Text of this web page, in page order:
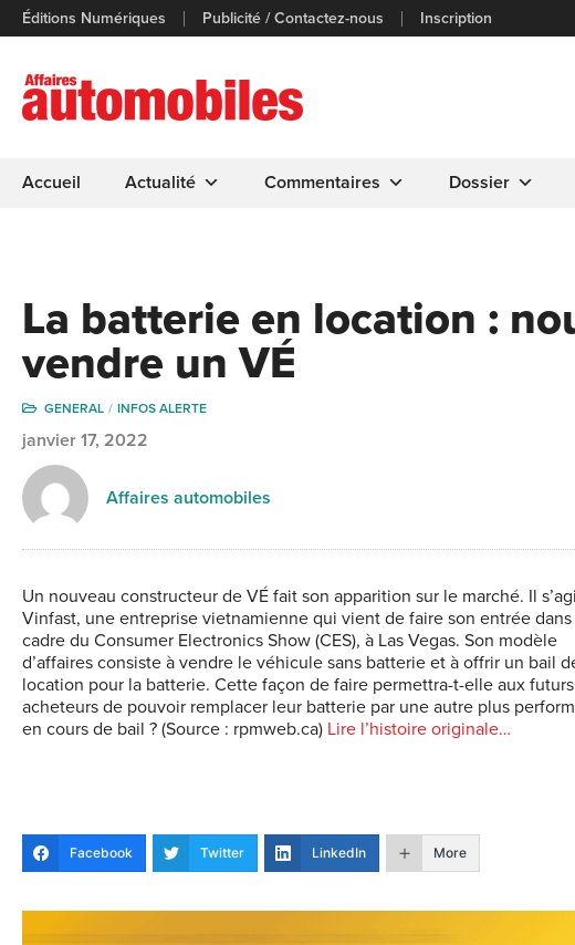
Éditions Numériques Publicité / Contactez-nous Inscription
Accueil Actualité Commentaires Dossier
La batterie en location :
vendre un VÉ
GENERAL INFOS ALERTE
janvier 17, 2022
Affaires automobiles
Un nouveau constructeur de VÉ fait son apparition sur le marché. Il
Vinfast, une entreprise vietnamienne qui vient de faire son entrée
cadre du Consumer Electronics Show (CES), à Las Vegas. Son modèle
d’affaires consiste à vendre le véhicule sans batterie et à offrir un bail
location pour la batterie. Cette façon de faire permettra-t-elle aux futurs
acheteurs de pouvoir remplacer leur batterie par une autre plus
en cours de bail ? (Source : rpmweb.ca) Lire l’histoire originale…
Facebook Twitter LinkedIn More